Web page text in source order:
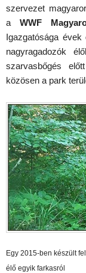
szervezet
a WWF
Igazgatósága
nagyragadozók
szarvasbőgés
közösen a park
Egy 2015-ben készült
élő egyik farkasról